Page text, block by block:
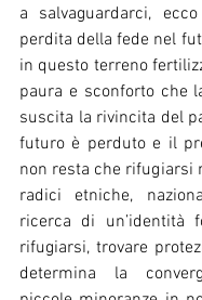
a salvaguardarci,
perdita della fede nel
in questo terreno
paura e sconforto che
suscita la rivincita del
futuro è perduto e il
non resta che rifugiarsi
radici etniche,
ricerca di un’identità
rifugiarsi, trovare
determina la